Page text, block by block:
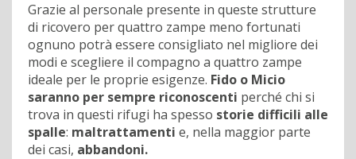
Grazie al personale presente in queste strutture
di ricovero per quattro zampe meno fortunati
ognuno potrà essere consigliato nel migliore dei
modi e scegliere il compagno a quattro zampe
ideale per le proprie esigenze. Fido o Micio
saranno per sempre riconoscenti perché chi si
trova in questi rifugi ha spesso storie difficili alle
spalle: maltrattamenti e, nella maggior parte
dei casi, abbandoni.